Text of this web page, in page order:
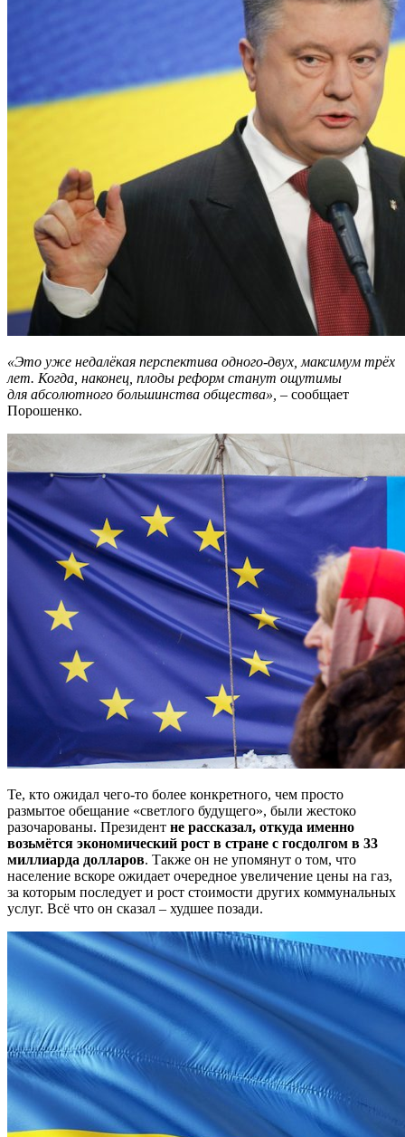
«Это уже недалёкая перспектива одного-двух, максимум трёх
лет. Когда, наконец, плоды реформ станут ощутимы
для абсолютного большинства общества», – сообщает
Порошенко.
Те, кто ожидал чего-то более конкретного, чем просто
размытое обещание «светлого будущего», были жестоко
разочарованы. Президент не рассказал, откуда именно
возьмётся экономический рост в стране с госдолгом в 33
миллиарда долларов. Также он не упомянут о том, что
население вскоре ожидает очередное увеличение цены на газ,
за которым последует и рост стоимости других коммунальных
услуг. Всё что он сказал – худшее позади.